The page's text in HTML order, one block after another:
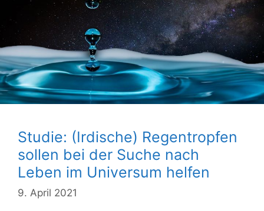
Studie: (Irdische) Regentropfen
sollen bei der Suche nach
Leben im Universum helfen
9. April 2021